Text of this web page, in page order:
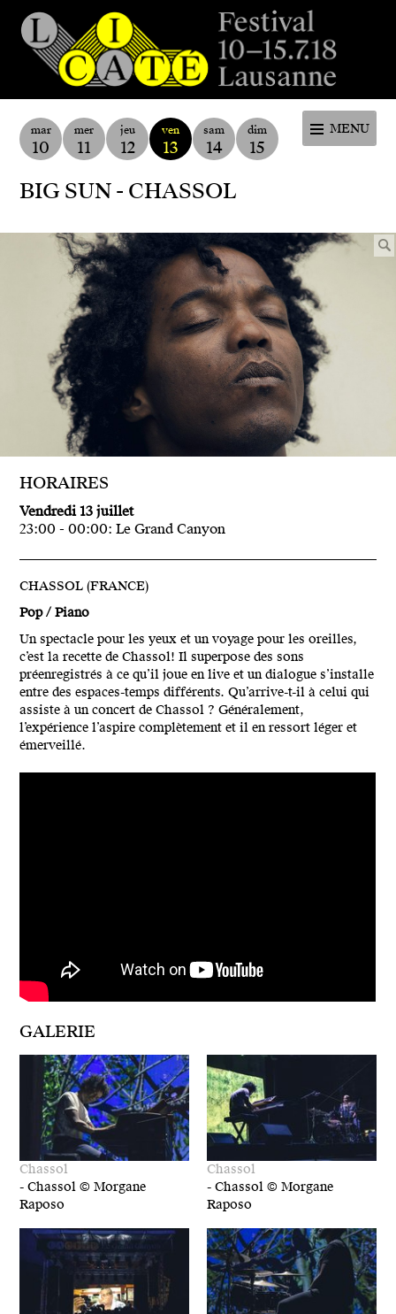
Festival de la cité de Lausanne -
du 4 au 9 juillet 2017 - 46ème
édition
MENU
mar
10
mer
11
jeu
12
ven
13
sam
14
dim
15
BIG SUN - CHASSOL
HORAIRES
Vendredi 13 juillet
23:00 - 00:00: Le Grand Canyon
CHASSOL (FRANCE)
Pop / Piano
Un spectacle pour les yeux et un voyage pour les oreilles,
c’est la recette de Chassol! Il superpose des sons
préenregistrés à ce qu’il joue en live et un dialogue s’installe
entre des espaces-temps différents. Qu’arrive-t-il à celui qui
assiste à un concert de Chassol ? Généralement,
l’expérience l’aspire complètement et il en ressort léger et
émerveillé.
GALERIE
Chassol
-Chassol © Morgane
Raposo
Chassol
- Chassol © Morgane
Raposo